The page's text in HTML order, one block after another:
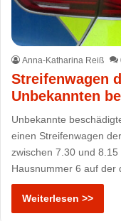
Anna-Katharina Reiß
Streifenwagen
Unbekannten
Unbekannte
einen Streifenwagen
zwischen 7.30 und
Hausnummer 6 auf der
Weiterlesen >>